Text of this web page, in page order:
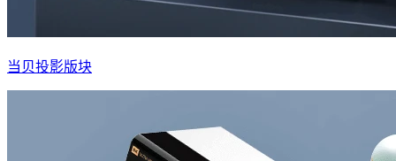
当贝投影版块